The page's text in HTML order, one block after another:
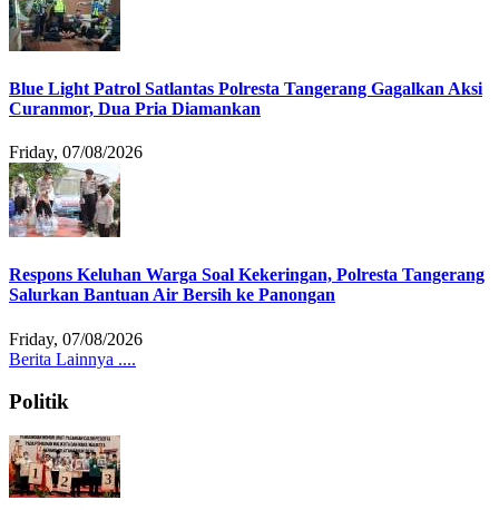
Blue Light Patrol Satlantas Polresta Tangerang Gagalkan Aksi
Curanmor, Dua Pria Diamankan
Friday, 07/08/2026
Respons Keluhan Warga Soal Kekeringan, Polresta Tangerang
Salurkan Bantuan Air Bersih ke Panongan
Friday, 07/08/2026
Berita Lainnya ....
Politik